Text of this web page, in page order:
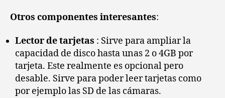
Otros componentes interesantes:
Lector de tarjetas : Sirve para ampliar la
capacidad de disco hasta unas 2 o 4GB por
tarjeta. Este realmente es opcional pero
desable. Sirve para poder leer tarjetas como
por ejemplo las SD de las cámaras.